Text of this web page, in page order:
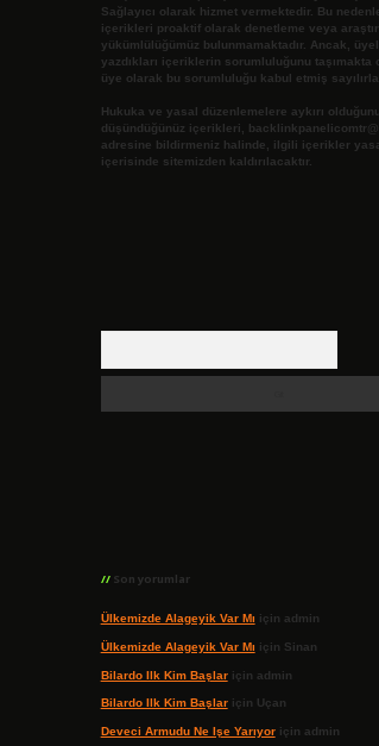
Sağlayıcı olarak hizmet vermektedir. Bu
içerikleri proaktif olarak denetleme veya
yükümlülüğümüz bulunmamaktadır. Ancak,
yazdıkları içeriklerin sorumluluğunu taşımakta
üye olarak bu sorumluluğu kabul etmiş
Hukuka ve yasal düzenlemelere aykırı olduğunu
düşündüğünüz içerikleri,
adresine bildirmeniz halinde, ilgili içerikler
içerisinde sitemizden kaldırılacaktır.
Son yorumlar
Ülkemizde Alageyik Var Mı için admin
Ülkemizde Alageyik Var Mı için Sinan
Bilardo Ilk Kim Başlariçin admin
Bilardo Ilk Kim Başlariçin Uçan
Deveci Armudu Ne Işe Yarıyoriçin admin